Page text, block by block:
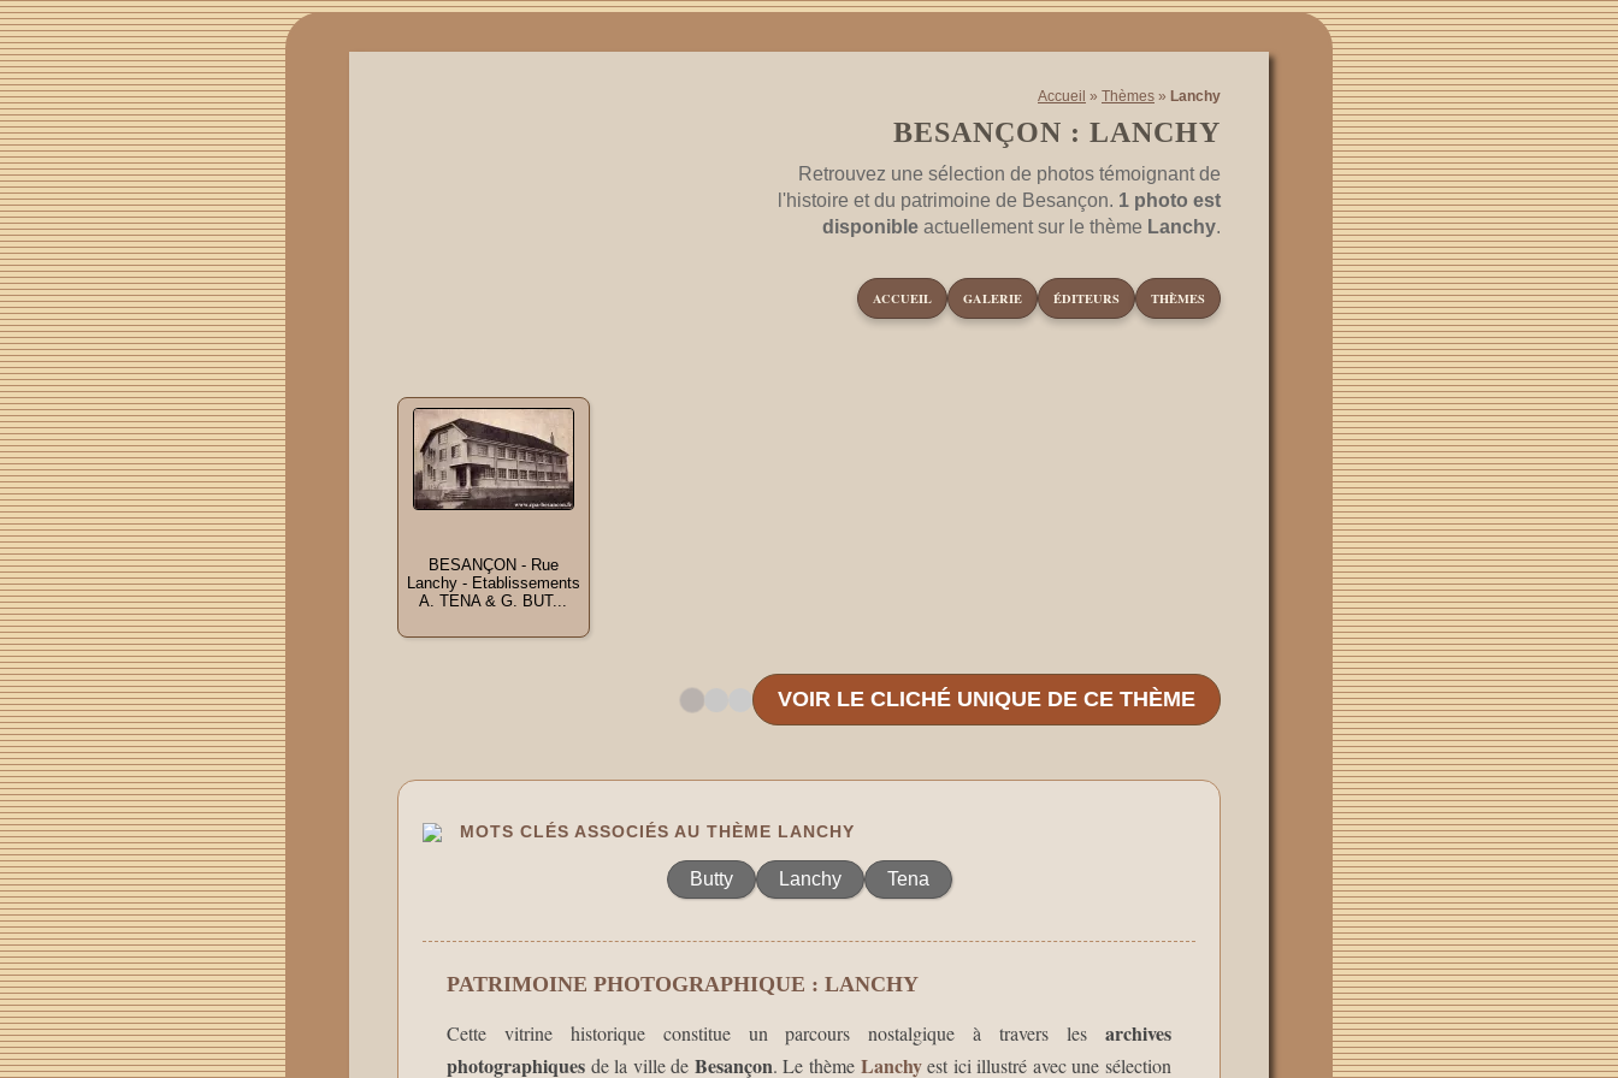
Accueil » Thèmes » Lanchy
BESANÇON : LANCHY
Retrouvez une sélection de photos témoignant de
l'histoire et du patrimoine de Besançon. 1 photo est
disponible actuellement sur le thème Lanchy.
ACCUEIL GALERIE ÉDITEURS THÈMES
BESANÇON - Rue
Lanchy - Etablissements
A. TENA & G. BUT...
VOIR LE CLICHÉ UNIQUE DE CE THÈME
MOTS CLÉS ASSOCIÉS AU THÈME LANCHY
Butty Lanchy Tena
PATRIMOINE PHOTOGRAPHIQUE : LANCHY
Cette vitrine historique constitue un parcours nostalgique à travers les archives
photographiques de la ville de Besançon. Le thème Lanchyest ici illustré avec une sélection